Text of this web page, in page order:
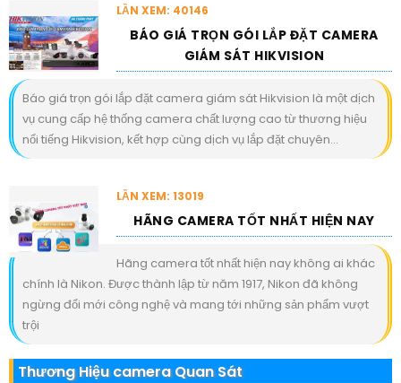
LẦN XEM: 40146
BÁO GIÁ TRỌN GÓI LẮP ĐẶT CAMERA
GIÁM SÁT HIKVISION
Báo giá trọn gói lắp đặt camera giám sát Hikvision là một dịch
vụ cung cấp hệ thống camera chất lượng cao từ thương hiệu
nổi tiếng Hikvision, kết hợp cùng dịch vụ lắp đặt chuyên...
LẦN XEM: 13019
HÃNG CAMERA TỐT NHẤT HIỆN NAY
Hãng camera tốt nhất hiện nay không ai khác
chính là Nikon. Được thành lập từ năm 1917, Nikon đã không
ngừng đổi mới công nghệ và mang tới những sản phẩm vượt
trội
Thương Hiệu camera Quan Sát